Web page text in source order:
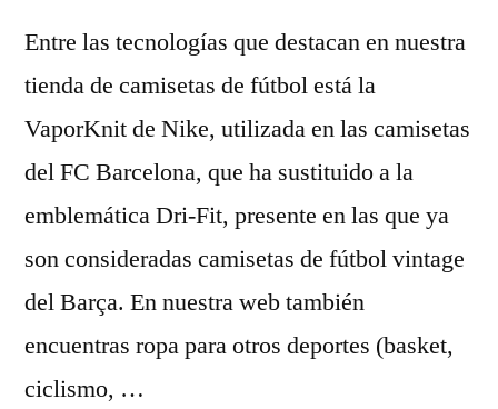
Entre las tecnologías que destacan en nuestra
tienda de camisetas de fútbol está la
VaporKnit de Nike, utilizada en las camisetas
del FC Barcelona, que ha sustituido a la
emblemática Dri-Fit, presente en las que ya
son consideradas camisetas de fútbol vintage
del Barça. En nuestra web también
encuentras ropa para otros deportes (basket,
ciclismo, …